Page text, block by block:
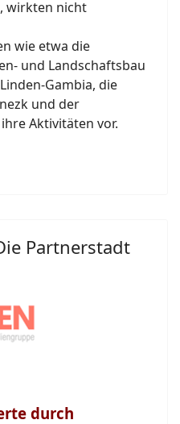
wirkten nicht
wie etwa die
und Landschaftsbau
Gambia, die
und der
Aktivitäten vor.
Partnerstadt
durch